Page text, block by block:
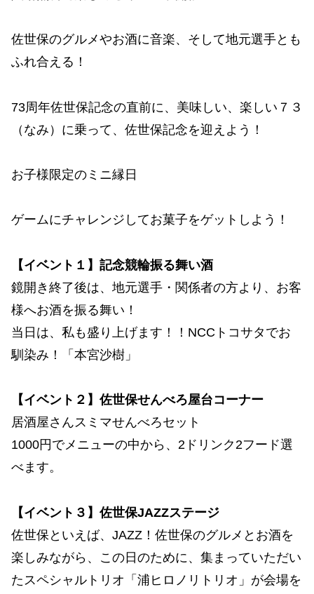
佐世保のグルメやお酒に音楽、そして地元選手とも
ふれ合える！
73周年佐世保記念の直前に、美味しい、楽しい７３
（なみ）に乗って、佐世保記念を迎えよう！
お子様限定のミニ縁日
ゲームにチャレンジしてお菓子をゲットしよう！
【イベント１】記念競輪振る舞い酒
鏡開き終了後は、地元選手・関係者の方より、お客
様へお酒を振る舞い！
当日は、私も盛り上げます！！NCCトコサタでお
馴染み！「本宮沙樹」
【イベント２】佐世保せんべろ屋台コーナー
居酒屋さんスミマせんべろセット
1000円でメニューの中から、2ドリンク2フード選
べます。
【イベント３】佐世保JAZZステージ
佐世保といえば、JAZZ！佐世保のグルメとお酒を
楽しみながら、この日のために、集まっていただい
たスペシャルトリオ「浦ヒロノリトリオ」が会場を